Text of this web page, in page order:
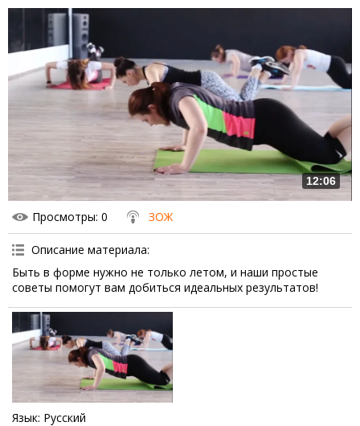
12:06
Просмотры: 0 ЗОЖ
Описание материала:
Быть в форме нужно не только летом, и наши простые
советы помогут вам добиться идеальных результатов!
Язык: Русский